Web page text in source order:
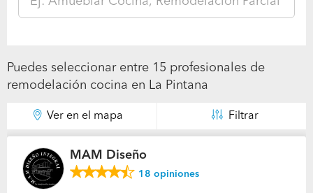
Puedes seleccionar entre 15 profesionales de
remodelación cocina en La Pintana
Ver en el mapa Filtrar
MAM Diseño
18 opiniones